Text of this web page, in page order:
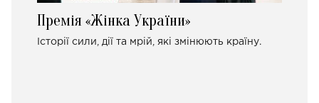
Премія «Жінка України»
Історії сили, дії та мрій, які змінюють країну.